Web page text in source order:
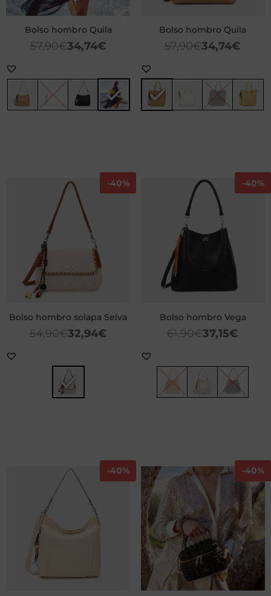
Bolso hombro Quila
57,90€34,74€
Bolso hombro Quila
57,90€34,74€
-40%
Bolso hombro solapa Selva
54,90€32,94€
-40%
Bolso hombro Vega
61,90€37,15€
-40% -40%